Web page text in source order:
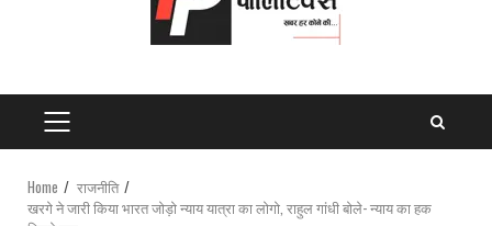
PRIMARY
MENU
Home
राजनीति
खरगे ने जारी किया भारत जोड़ो न्याय यात्रा का लोगो, राहुल गांधी बोले- न्याय का हक